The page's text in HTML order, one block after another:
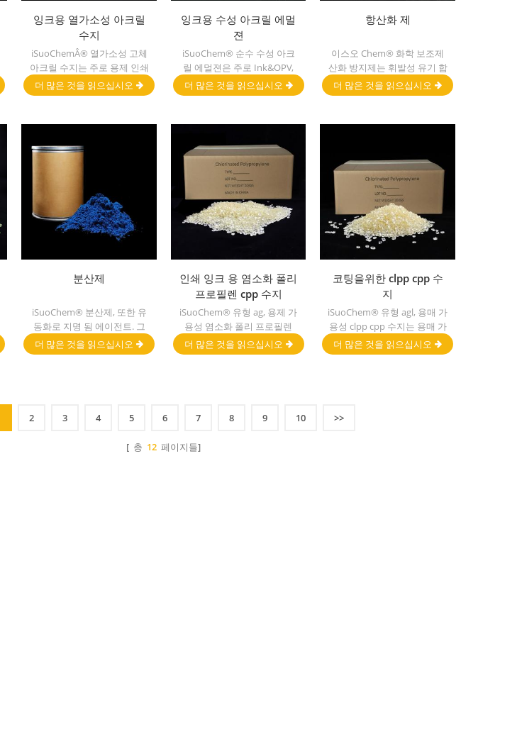
잉크용 열가소성 아크릴
수지
iSuoChemÂ® 열가소성 고체
아크릴 수지는 주로 용제 인쇄
잉크, 배니시, 플라스틱 페인
트, 용기 페인트 등에 사용됩
더 많은 것을 읽으십시오
잉크용 수성 아크릴 에멀
젼
iSuoChem® 순수 수성 아크
릴 에멀젼은 주로 Ink&OPV,
UV 프라이머 및 플라스틱 잉
크에 사용되는 APEO가 없습
더 많은 것을 읽으십시오
항산화 제
이스오 Chem® 화학 보조제
산화 방지제는 휘발성 유기 합
성이 낮습니다. 폴리 프로필
렌, 폴리에틸렌, ABS, 폴리 카
다.섬유 및 폴리 에스테르 수
더 많은 것을 읽으십시오
분산제
iSuoChem® 분산제, 또한 유
동화로 지명 됨 에이전트. 그
것은 주로 분산에 적합합니다.
카본 블랙 및 컵크는 극성 용
더 많은 것을 읽으십시오
인쇄 잉크 용 염소화 폴리
프로필렌 cpp 수지
iSuoChem® 유형 ag, 용제 가
용성 염소화 폴리 프로필렌
cpp 수지 는 용제 가용성 염소
화 폴리 프로필렌 접착 촉진제
더 많은 것을 읽으십시오
코팅을위한 clpp cpp 수
지
iSuoChem® 유형 agl, 용매 가
용성 clpp cpp 수지는 용매 가
용성 염소화 폴리 프로필렌 폴
리올레핀 기재 용 접착 촉진
더 많은 것을 읽으십시오
2 3 4 5 6 7 8 9 10 >>
[ 총 12 페이지들]